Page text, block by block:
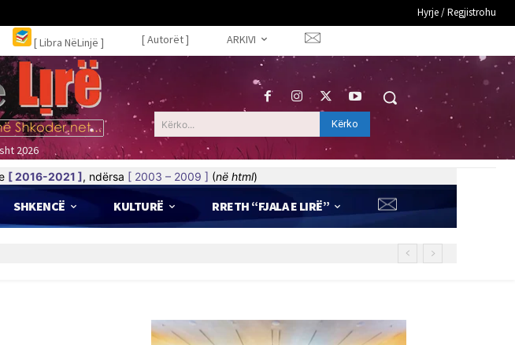
Hyrje / Regjistrohu
[ Libra NëLinjë ] [ Autorët ] ARKIVI
2026
Kërko... Kërko
[ 2016-2021 ], ndërsa [ 2003 – 2009 ] (në html)
SHKENCË KULTURË RRETH “FJALA E LIRË”